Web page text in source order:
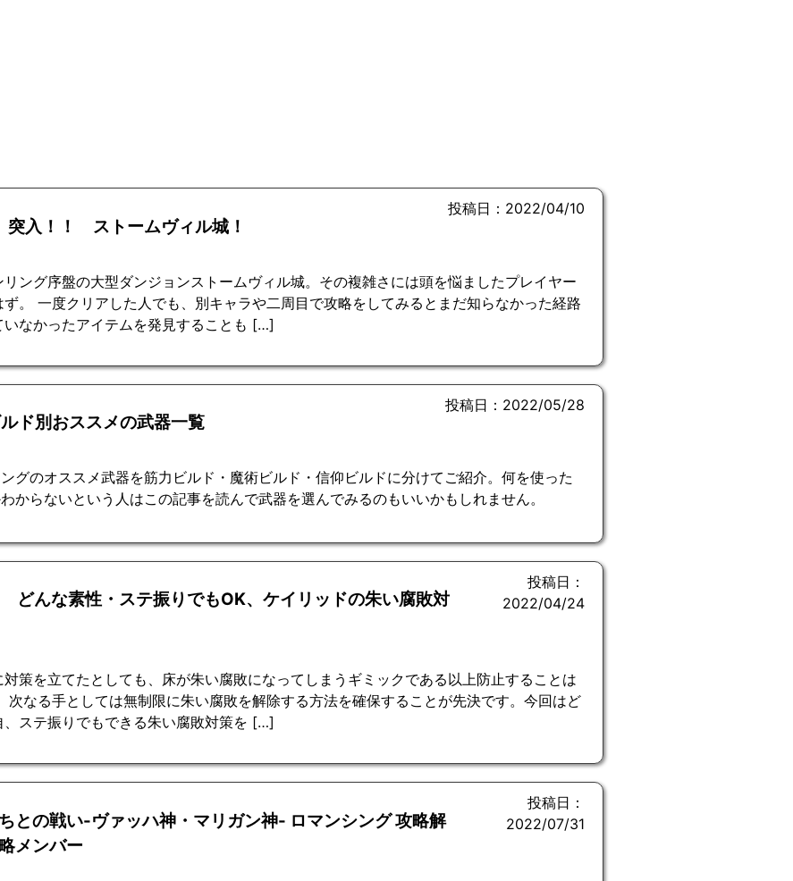
入！！ ストームヴィル城！
投稿日：2022/04/10
リング序盤の大型ダンジョンストームヴィル城。その複雑さには頭を悩ましたプレイヤー
ず。 一度クリアした人でも、別キャラや二周目で攻略をしてみるとまだ知らなかった経路
いなかったアイテムを発見することも […]
ド別おススメの武器一覧
投稿日：2022/05/28
グのオススメ武器を筋力ビルド・魔術ビルド・信仰ビルドに分けてご紹介。何を使った
からないという人はこの記事を読んで武器を選んでみるのもいいかもしれません。
どんな素性・ステ振りでもOK、ケイリッドの朱い腐敗対
投稿日：
2022/04/24
対策を立てたとしても、床が朱い腐敗になってしまうギミックである以上防止することは
次なる手としては無制限に朱い腐敗を解除する方法を確保することが先決です。今回はど
、ステ振りでもできる朱い腐敗対策を […]
との戦い-ヴァッハ神・マリガン神- ロマンシング 攻略解
メンバー
投稿日：
2022/07/31